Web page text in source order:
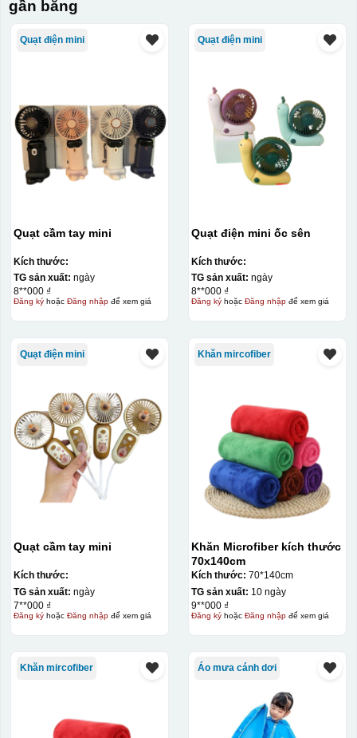
gần bằng
Quạt điện mini
Quạt cầm tay mini
Kích thước:
TG sản xuất: ngày
8**000 ₫
Đăng kýhoặc Đăng nhậpđể xem giá
Quạt điện mini
Quạt điện mini ốc sên
Kích thước:
TG sản xuất: ngày
8**000 ₫
Đăng kýhoặc Đăng nhậpđể xem giá
Quạt điện mini
Quạt cầm tay mini
Kích thước:
TG sản xuất: ngày
7**000 ₫
Đăng kýhoặc Đăng nhậpđể xem giá
Khăn mircofiber
Khăn Microfiber kích thước
70x140cm
Kích thước: 70*140cm
TG sản xuất: 10 ngày
9**000 ₫
Đăng kýhoặc Đăng nhậpđể xem giá
Khăn mircofiber Áo mưa cánh dơi